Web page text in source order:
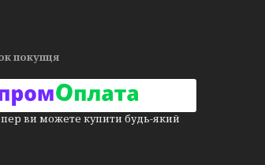
покупця
ви можете купити будь-який